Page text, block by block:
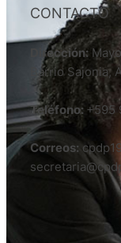
CONTACTO
Dirección:
Barrio Sajonia,
Teléfono: +595
Correos: